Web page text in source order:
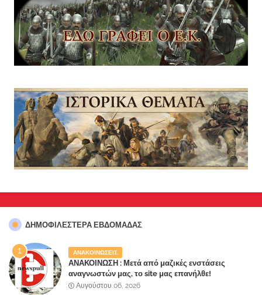
ΔΗΜΟΦΙΛΈΣΤΕΡΑ ΕΒΔΟΜΆΔΑΣ
ΑΝΑΚΟΙΝΩΣΕΙΣ
ΑΝΑΚΟΙΝΩΣΗ : Μετά από μαζικές ενστάσεις
αναγνωστών μας, το site μας επανήλθε!
Αυγούστου 06, 2026